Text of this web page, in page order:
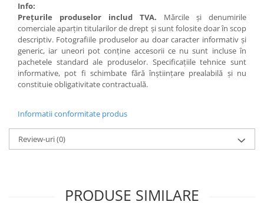
Info:
Preţurile produselor includ TVA. Mărcile şi denumirile
comerciale aparţin titularilor de drept şi sunt folosite doar în scop
descriptiv. Fotografiile produselor au doar caracter informativ şi
generic, iar uneori pot conţine accesorii ce nu sunt incluse în
pachetele standard ale produselor. Specificaţiile tehnice sunt
informative, pot fi schimbate fără înştiinţare prealabilă şi nu
constituie obligativitate contractuală.
Informatii conformitate produs
Review-uri(0)
PRODUSE SIMILARE